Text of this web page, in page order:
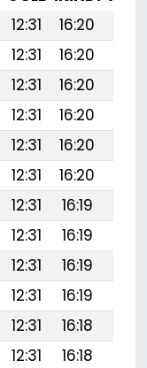
12:31 16:20
12:31 16:20
12:31 16:20
12:31 16:20
12:31 16:20
12:31 16:20
12:31 16:19
12:31 16:19
12:31 16:19
12:31 16:19
12:31 16:18
12:31 16:18